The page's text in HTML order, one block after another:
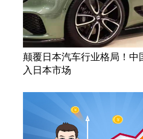
颠覆日本汽车行业格局！中
入日本市场